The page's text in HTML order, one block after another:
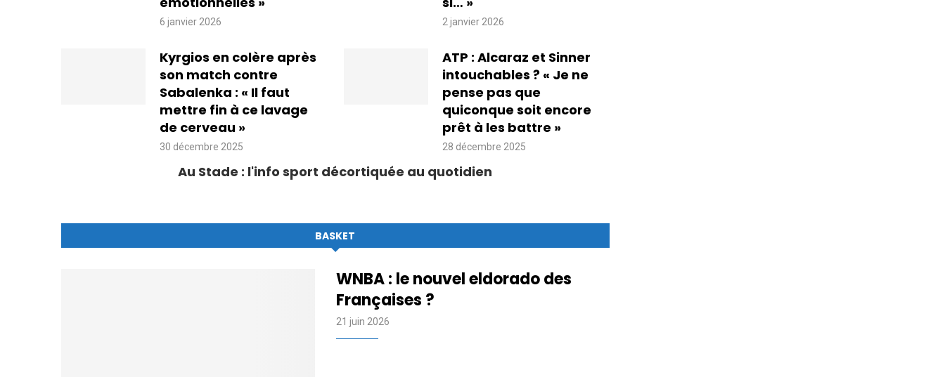
6 janvier 2026 2 janvier 2026
Kyrgios en colère après
son match contre
Sabalenka : « Il faut
mettre fin à ce lavage
de cerveau »
30 décembre 2025
ATP : Alcaraz et Sinner
intouchables ? « Je ne
pense pas que
quiconque soit encore
prêt à les battre »
28 décembre 2025
Au Stade : l'info sport décortiquée au quotidien
BASKET
WNBA : le nouvel eldorado des
Françaises ?
21 juin 2026